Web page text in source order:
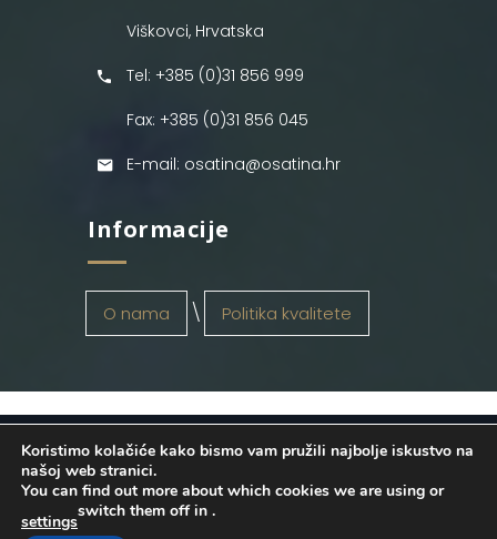
Viškovci, Hrvatska
Tel: +385 (0)31 856 999
Fax: +385 (0)31 856 045
E-mail: osatina@osatina.hr
Informacije
O nama Politika kvalitete
OSATINA GRUPA d.o.o. 2026
. Configured
byINFOS Osijek. Sva prava pridržana.
Koristimo kolačiće kako bismo vam pružili najbolje iskustvo na
našoj web stranici.
You can find out more about which cookies we are using or
switch them off in
settings
.